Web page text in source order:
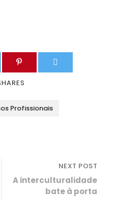
Profissionais
NEXT POST
A interculturalidade
bate à porta